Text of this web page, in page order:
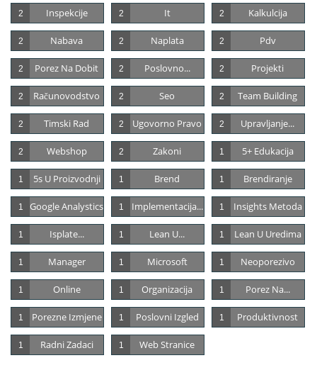
Inspekcije
2 It
2 Kalkulcija
2
Nabava
2 Naplata
2 Pdv
2
Porez Na Dobit
2 Poslovno...
2 Projekti
2
Računovodstvo
2 Seo
2 Team Building
2
Timski Rad
2 Ugovorno Pravo
2 Upravljanje...
2
Webshop
2 Zakoni
2 5+ Edukacija
1
5s U Proizvodnji
1 Brend
1 Brendiranje
1
Google Analystics
1 Implementacija...
1 Insights Metoda
1
Isplate...
1 Lean U...
1 Lean U Uredima
1
Manager
1 Microsoft
1 Neoporezivo
1
Online
1 Organizacija
1 Porez Na...
1
Porezne Izmjene
1 Poslovni Izgled
1 Produktivnost
1
Radni Zadaci
1 Web Stranice
1